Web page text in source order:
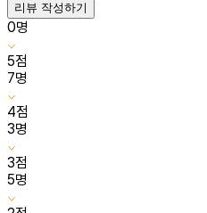
리뷰 작성하기
0명
5점
7명
4점
3명
3점
5명